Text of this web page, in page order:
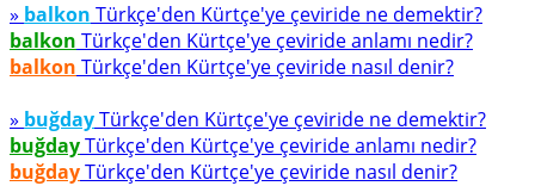
» balkon Türkçe'den Kürtçe'ye çeviride ne demektir?
balkon Türkçe'den Kürtçe'ye çeviride anlamı nedir?
balkon Türkçe'den Kürtçe'ye çeviride nasıl denir?
» buğdayTürkçe'den Kürtçe'ye çeviride ne demektir?
buğdayTürkçe'den Kürtçe'ye çeviride anlamı nedir?
buğdayTürkçe'den Kürtçe'ye çeviride nasıl denir?